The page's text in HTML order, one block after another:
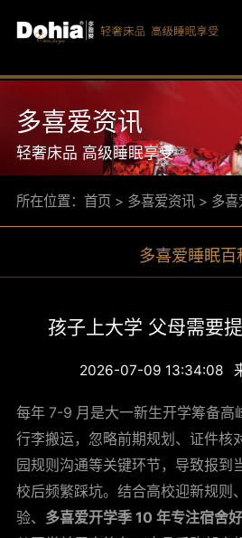
多喜爱资讯
轻奢床品 高级睡眠享受
所在位置： 首页> 多喜爱资讯> 多
多喜爱睡眠百
孩子上大学 父母需要
2026-07-09 13:34:08
每年 7-9 月是大一新生开学筹备高
行李搬运，忽略前期规划、证件核
园规则沟通等关键环节，导致报到
校后频繁踩坑。结合高校迎新规则
验、 多喜爱开学季 10 年专注宿舍